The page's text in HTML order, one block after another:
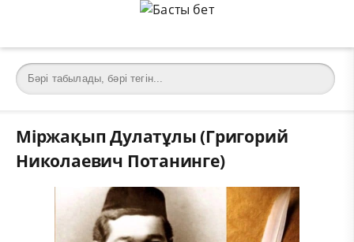
Міржақып Дулатұлы (Григорий
Николаевич Потанинге)